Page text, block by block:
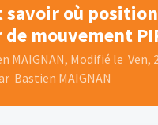
savoir où
mouvement
MAIGNAN, Modifié le Ven,
Bastien MAIGNAN